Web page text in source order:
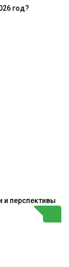
год?
и перспективы